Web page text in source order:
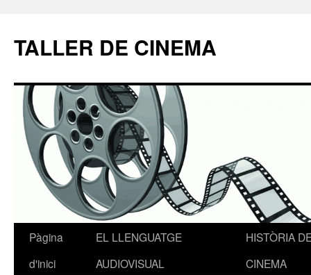
TALLER DE CINEMA
Vés
Pàgina
d'inici
EL LLENGUATGE
AUDIOVISUAL
HISTÒRIA
CINEMA